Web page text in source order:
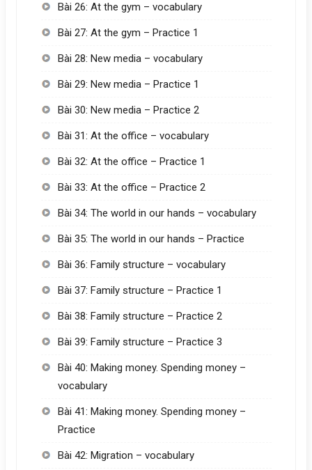
Bài 26: At the gym – vocabulary
Bài 27: At the gym – Practice 1
Bài 28: New media – vocabulary
Bài 29: New media – Practice 1
Bài 30: New media – Practice 2
Bài 31: At the office – vocabulary
Bài 32: At the office – Practice 1
Bài 33: At the office – Practice 2
Bài 34: The world in our hands – vocabulary
Bài 35: The world in our hands – Practice
Bài 36: Family structure – vocabulary
Bài 37: Family structure – Practice 1
Bài 38: Family structure – Practice 2
Bài 39: Family structure – Practice 3
Bài 40: Making money. Spending money –
vocabulary
Bài 41: Making money. Spending money –
Practice
Bài 42: Migration – vocabulary